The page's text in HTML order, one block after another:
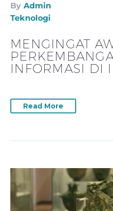
By Admin
Teknologi
MENGINGAT
INFORMASI DI
Read More